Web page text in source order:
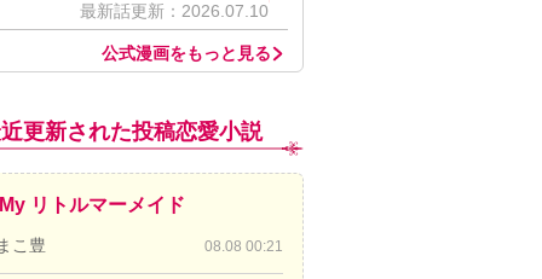
最新話更新：2026.07.10
公式漫画をもっと見る
更新された投稿恋愛小説
リトルマーメイド
こ豊 08.08 00:21